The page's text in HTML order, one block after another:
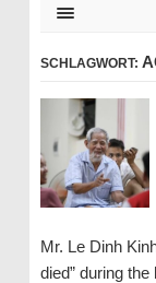
SCHLAGWORT:
Mr. Le Dinh
died” during